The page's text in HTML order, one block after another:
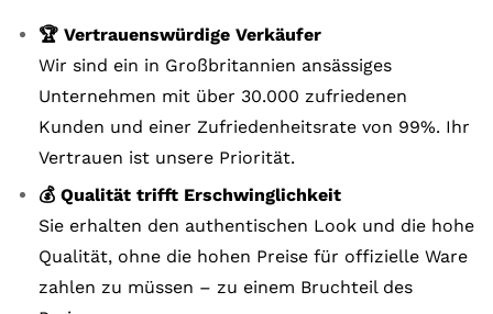
🏆 Vertrauenswürdige Verkäufer
Wir sind ein in Großbritannien ansässiges
Unternehmen mit über 30.000 zufriedenen
Kunden und einer Zufriedenheitsrate von 99%. Ihr
Vertrauen ist unsere Priorität.
💰 Qualität trifft Erschwinglichkeit
Sie erhalten den authentischen Look und die hohe
Qualität, ohne die hohen Preise für offizielle Ware
zahlen zu müssen – zu einem Bruchteil des